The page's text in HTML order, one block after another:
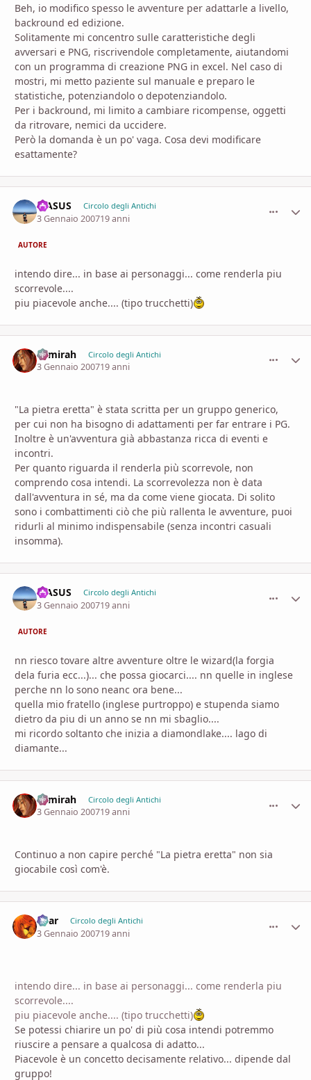
Beh, io modifico spesso le avventure per adattarle a livello,
backround ed edizione.
Solitamente mi concentro sulle caratteristiche degli
avversari e PNG, riscrivendole completamente, aiutandomi
con un programma di creazione PNG in excel. Nel caso di
mostri, mi metto paziente sul manuale e preparo le
statistiche, potenziandolo o depotenziandolo.
Per i backround, mi limito a cambiare ricompense, oggetti
da ritrovare, nemici da uccidere.
Però la domanda è un po' vaga. Cosa devi modificare
esattamente?
MASUS Circolo degli Antichi
3 Gennaio 200719 anni
AUTORE
intendo dire... in base ai personaggi... come renderla piu
scorrevole....
piu piacevole anche.... (tipo trucchetti)
Samirah Circolo degli Antichi
3 Gennaio 200719 anni
"La pietra eretta" è stata scritta per un gruppo generico,
per cui non ha bisogno di adattamenti per far entrare i PG.
Inoltre è un'avventura già abbastanza ricca di eventi e
incontri.
Per quanto riguarda il renderla più scorrevole, non
comprendo cosa intendi. La scorrevolezza non è data
dall'avventura in sé, ma da come viene giocata. Di solito
sono i combattimenti ciò che più rallenta le avventure, puoi
ridurli al minimo indispensabile (senza incontri casuali
insomma).
MASUS Circolo degli Antichi
3 Gennaio 200719 anni
AUTORE
nn riesco tovare altre avventure oltre le wizard(la forgia
dela furia ecc...)... che possa giocarci.... nn quelle in inglese
perche nn lo sono neanc ora bene...
quella mio fratello (inglese purtroppo) e stupenda siamo
dietro da piu di un anno se nn mi sbaglio....
mi ricordo soltanto che inizia a diamondlake.... lago di
diamante...
Samirah Circolo degli Antichi
3 Gennaio 200719 anni
Continuo a non capire perché "La pietra eretta" non sia
giocabile così com'è.
Shar Circolo degli Antichi
3 Gennaio 200719 anni
intendo dire... in base ai personaggi... come renderla piu
scorrevole....
piu piacevole anche.... (tipo trucchetti)
Se potessi chiarire un po' di più cosa intendi potremmo
riuscire a pensare a qualcosa di adatto...
Piacevole è un concetto decisamente relativo... dipende dal
gruppo!